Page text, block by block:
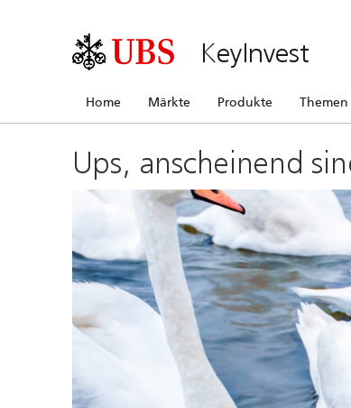
KeyInvest
Home Märkte Produkte Themen
Ups, anscheinend